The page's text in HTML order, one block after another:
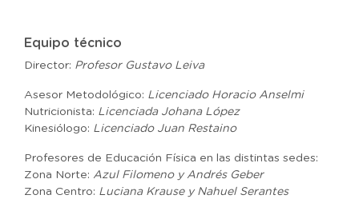
Equipo técnico
Director: Profesor Gustavo Leiva
Asesor Metodológico: Licenciado Horacio Anselmi
Nutricionista: Licenciada Johana López
Kinesiólogo: Licenciado Juan Restaino
Profesores de Educación Física en las distintas sedes:
Zona Norte: Azul Filomeno y Andrés Geber
Zona Centro: Luciana Krause y Nahuel Serantes